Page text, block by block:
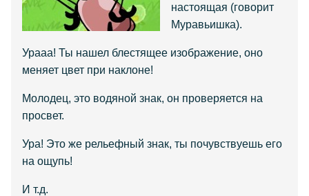
настоящая (говорит
Муравьишка).
Урааа! Ты нашел блестящее изображение, оно
меняет цвет при наклоне!
Молодец, это водяной знак, он проверяется на
просвет.
Ура! Это же рельефный знак, ты почувствуешь его
на ощупь!
И т.д.